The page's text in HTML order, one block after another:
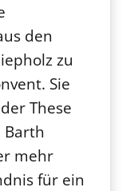
den
zu
Sie
These
Barth
mehr
für ein